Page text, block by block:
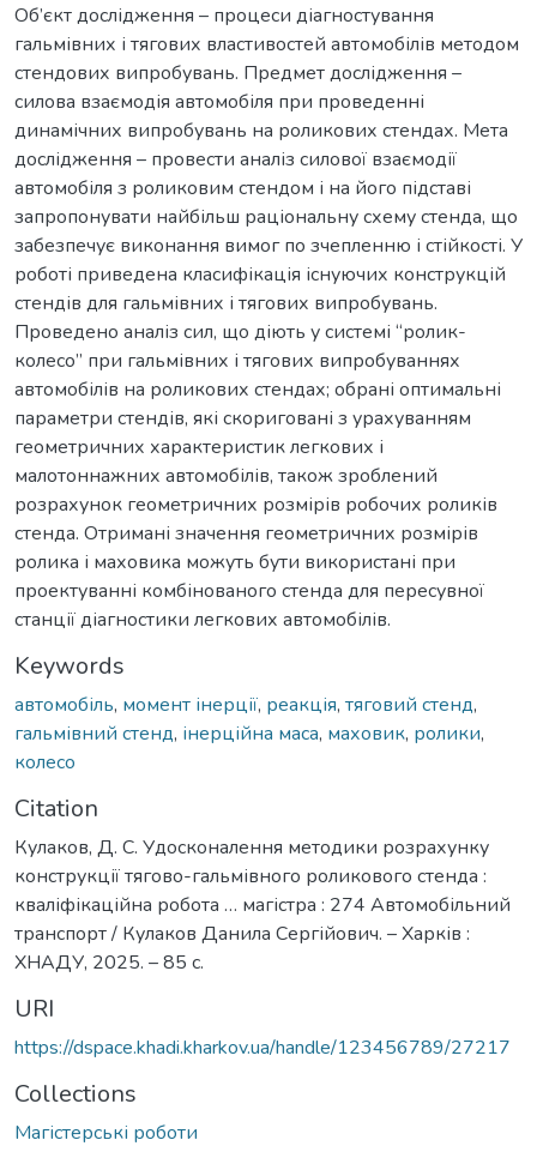
Об’єкт дослідження – процеси діагностування
гальмівних і тягових властивостей автомобілів методом
стендових випробувань. Предмет дослідження –
силова взаємодія автомобіля при проведенні
динамічних випробувань на роликових стендах. Мета
дослідження – провести аналіз силової взаємодії
автомобіля з роликовим стендом і на його підставі
запропонувати найбільш раціональну схему стенда, що
забезпечує виконання вимог по зчепленню і стійкості. У
роботі приведена класифікація існуючих конструкцій
стендів для гальмівних і тягових випробувань.
Проведено аналіз сил, що діють у системі “ролик-
колесо” при гальмівних і тягових випробуваннях
автомобілів на роликових стендах; обрані оптимальні
параметри стендів, які скориговані з урахуванням
геометричних характеристик легкових і
малотоннажних автомобілів, також зроблений
розрахунок геометричних розмірів робочих роликів
стенда. Отримані значення геометричних розмірів
ролика і маховика можуть бути використані при
проектуванні комбінованого стенда для пересувної
станції діагностики легкових автомобілів.
Keywords
автомобіль, момент інерції, реакція, тяговий стенд,
гальмівний стенд, інерційна маса, маховик, ролики,
колесо
Citation
Кулаков, Д. С. Удосконалення методики розрахунку
конструкції тягово-гальмівного роликового стенда :
кваліфікаційна робота … магістра : 274 Автомобільний
транспорт / Кулаков Данила Сергійович. – Харків :
ХНАДУ, 2025. – 85 с.
URI
https://dspace.khadi.kharkov.ua/handle/123456789/27217
Collections
Магістерські роботи